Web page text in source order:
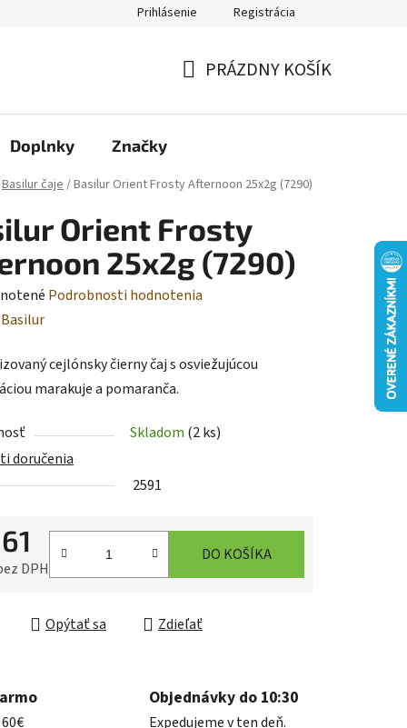
Prihlásenie Registrácia
PRÁZDNY KOŠÍK
Doplnky Značky
Basilur čaje/Basilur Orient Frosty Afternoon 25x2g (7290)
Orient Frosty
25x2g (7290)
Podrobnosti hodnotenia
Basilur
cejlónsky čierny čaj s osviežujúcou
marakuje a pomaranča.
Skladom (2 ks)
doručenia
2591
DPH
DO KOŠÍKA
Opýtať sa Zdieľať
Objednávky do 10:30
Expedujeme v ten deň.